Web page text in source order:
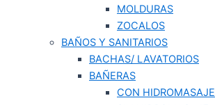
MOLDURAS
ZOCALOS
BAÑOS Y SANITARIOS
BACHAS/ LAVATORIOS
BAÑERAS
CON HIDROMASAJE